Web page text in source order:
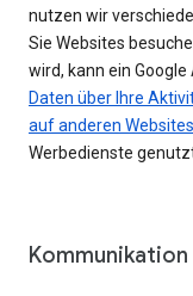
nutzen wir
Sie Websites
wird, kann ein
Daten über Ihre
auf anderen
Werbedienste
Kommunikation